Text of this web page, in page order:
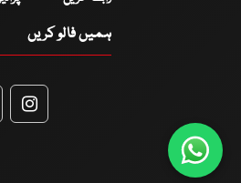
ہمیں فالو کریں
Facebook